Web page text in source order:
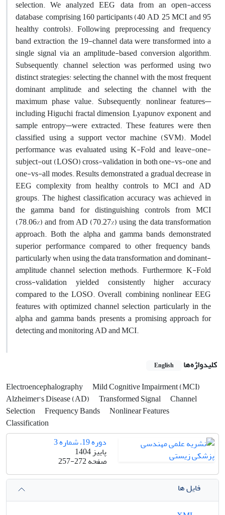
selection. We analyzed EEG data from an open-access
database, comprising 160 participants (40 AD, 25 MCI, and 95
healthy controls). Following preprocessing and frequency
band extraction, the 19-channel data were transformed into a
single signal via an amplitude-based conversion algorithm.
Subsequently, channel selection was performed using two
distinct strategies: selecting the channel with the most frequent
dominant amplitude, and selecting the channel with the
maximum phase value. Subsequently, nonlinear features—
including Higuchi fractal dimension, Lyapunov exponent, and
sample entropy—were extracted. These features were then
classified using a support vector machine (SVM). Model
performance was evaluated using K-Fold and leave-one-
subject-out (LOSO) cross-validation in both one-vs-one and
one-vs-all modes. Results demonstrated a gradual decrease in
EEG complexity from healthy controls to MCI and AD
groups. The highest classification accuracy was achieved in
the gamma band for distinguishing controls from MCI
(78.06%) and from AD (70.27%) using the data transformation
approach. Both the alpha and gamma bands demonstrated
superior performance compared to other frequency bands,
particularly when using the data transformation and dominant-
amplitude channel selection methods. Furthermore, K-Fold
cross-validation yielded consistently higher accuracy
compared to the LOSO. Overall, combining nonlinear EEG
features with optimized channel selection, particularly in the
alpha and gamma bands, presents a promising approach for
detecting and monitoring AD and MCI.
کلیدواژه‌ها English
Electroencephalography
Mild Cognitive Impairment (MCI)
Alzheimer’s Disease (AD)
Transformed Signal
Channel
Selection
Frequency Bands
Nonlinear Features
Classification
دوره 19، شماره 3
پاییز 1404
صفحه257-272
فایل ها